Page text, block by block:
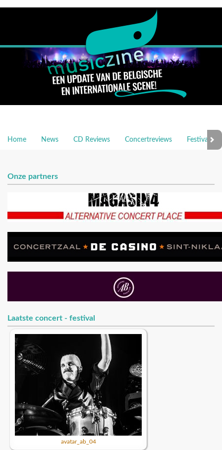
Home News CD Reviews Concertreviews
Onze partners
Laatste concert - festival
avatar_ab_04